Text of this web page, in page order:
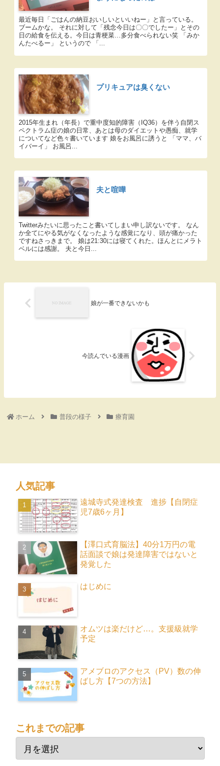
最近毎日「ごはんの納豆おいしいといいねー」と言っている。
ブームかな。 それに対して「残念今日は〇〇でしたー」とその
日の給食を伝える。今日は青梗菜…多分食べられない笑 「みか
んたべるー」 というので 「...
プリキュアは臭くない
2015年生まれ（年長）で重中度知的障害（IQ36）を伴う自閉ス
ペクトラム症の娘の日常、あとは母のダイエットや愚痴、就学
についてなど色々書いています 娘をお風呂に誘うと 「ママ、バ
イバーイ」 お風呂...
夫と喧嘩
Twitterみたいに思ったこと書いてしまい申し訳ないです。 なん
か全てにやる気がなくなったような感覚になり、頭が痛かった
ですねさっきまで。 娘は21:30には寝てくれた。ほんとにメラト
ベルには感謝。 夫と今日...
娘が一番できないかも
今読んでいる漫画
ホーム 普段の様子 療育園
人気記事
遠城寺式発達検査 進捗【自閉症
児7歳6ヶ月】
【澤口式育脳法】40分1万円の電
話面談で娘は発達障害ではないと
発覚した
はじめに
オムツは楽だけど…。支援級就学
予定
アメブロのアクセス（PV）数の伸
ばし方【7つの方法】
これまでの記事